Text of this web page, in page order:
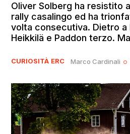
Oliver Solberg ha resistito
rally casalingo ed ha
volta consecutiva. Dietro
Heikkilä e Paddon terzo.
CURIOSITÀ ERC Marco Cardinali